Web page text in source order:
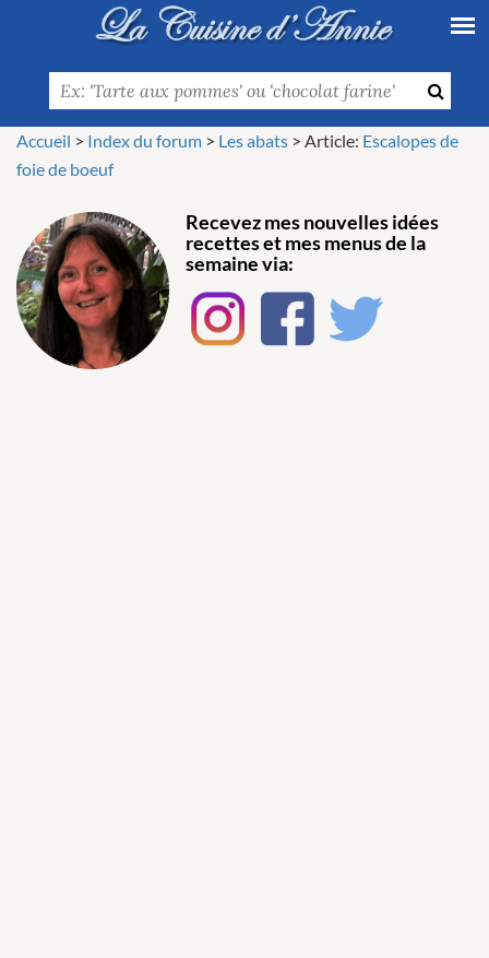
Accueil > Index du forum > Les abats > Article: Escalopes de
foie de boeuf
Recevez mes nouvelles idées
recettes et mes menus de la
semaine via: